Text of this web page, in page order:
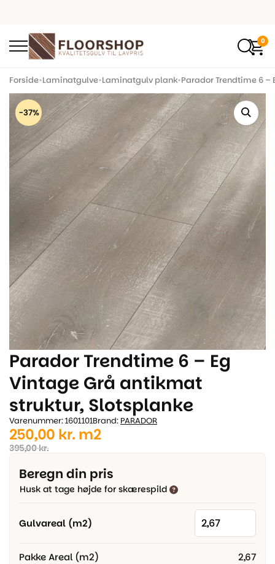
0
Forside•Laminatgulve•Laminatgulv plank•Parador Trendtime 6 –
-37%
Parador Trendtime 6 – Eg
Vintage Grå antikmat
struktur, Slotsplanke
Varenummer: 1601101Brand: PARADOR
395,00kr.
Den
oprindelige
pris
var:
250,00 kr.
Den
aktuelle
pris
er:
m2
Beregn din pris
Husk at tage højde for skærespild
Gulvareal (m2)
Pakke Areal (m2) 2,67